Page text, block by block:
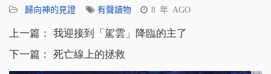
歸向神的見證 有聲讀物 8 年 AGO
上一篇： 我迎接到「駕雲」降臨的主了
下一篇： 死亡線上的拯救